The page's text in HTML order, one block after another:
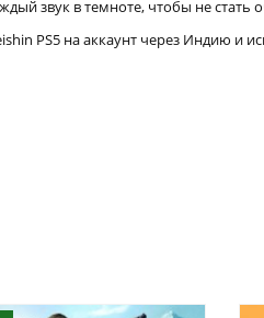
звук в темноте, чтобы не стать
PS5 на аккаунт через Индию и